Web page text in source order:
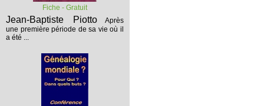
Fiche - Gratuit
Jean-Baptiste Piotto
Après
une première période de sa vie où il
a été ...